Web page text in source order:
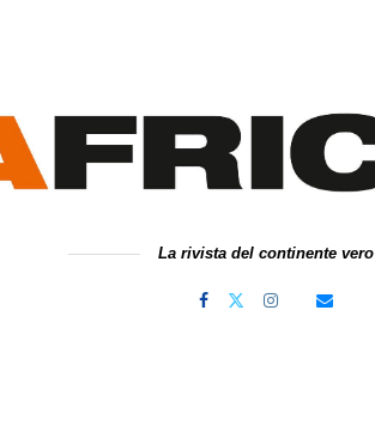
La rivista del continente vero